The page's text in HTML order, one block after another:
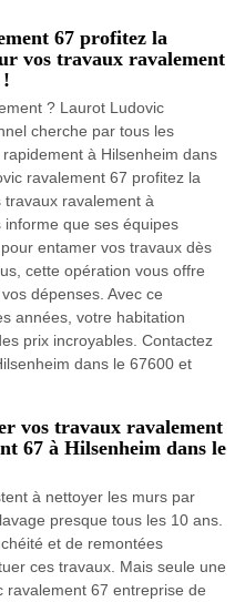
67 profitez la
vos travaux ravalement
!
? Laurot Ludovic
cherche par tous les
à Hilsenheim dans
ravalement 67 profitez la
ravalement à
que ses équipes
entamer vos travaux dès
cette opération vous offre
dépenses. Avec ce
années, votre habitation
prix incroyables. Contactez
dans le 67600 et
vos travaux ravalement
67 à Hilsenheim dans le
à nettoyer les murs par
presque tous les 10 ans.
et de remontées
ces travaux. Mais seule une
ravalement 67 entreprise de